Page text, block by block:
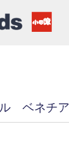
ベネチア